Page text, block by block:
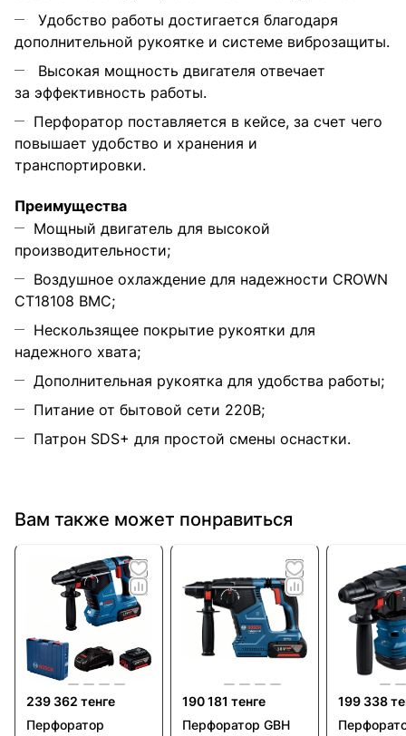
Удобство работы достигается благодаря
дополнительной рукоятке и системе виброзащиты.
Высокая мощность двигателя отвечает
за эффективность работы.
Перфоратор поставляется в кейсе, за счет чего
повышает удобство и хранения и
транспортировки.
Преимущества
Мощный двигатель для высокой
производительности;
Воздушное охлаждение для надежности CROWN
CT18108 BMC;
Нескользящее покрытие рукоятки для
надежного хвата;
Дополнительная рукоятка для удобства работы;
Питание от бытовой сети 220В;
Патрон SDS+ для простой смены оснастки.
Вам также может понравиться
239 362 тенге
Перфоратор
190 181 тенге
Перфоратор GBH
199 338